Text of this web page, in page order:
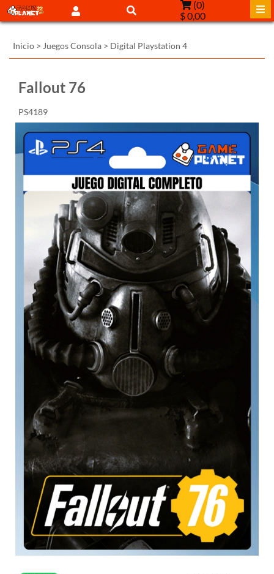
(0)
$ 0,00
Inicio > Juegos Consola > Digital Playstation 4
Fallout 76
PS4189